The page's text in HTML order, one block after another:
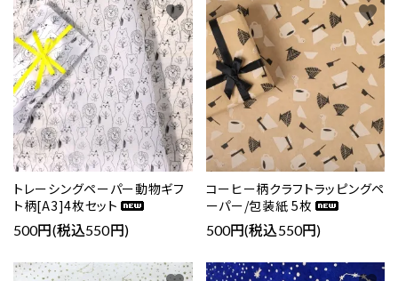
トレーシングペーパー動物ギフ
ト柄[A3]4枚セット
500円(税込550円)
favorite
コーヒー柄クラフトラッピングペ
ーパー/包装紙 5枚
500円(税込550円)
favorite
キーワード